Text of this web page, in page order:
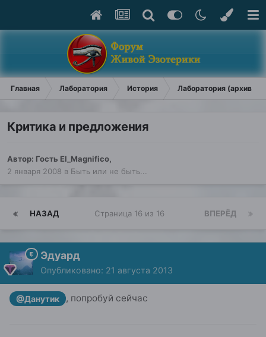
Главная Лаборатория История Лаборатория (архив)
Критика и предложения
Автор: Гость El_Magnifico,
2 января 2008 в Быть или не быть...
НАЗАД ВПЕРЁД
Страница 16 из 16
Эдуард
Опубликовано: 21 августа 2013
@Данутик , попробуй сейчас